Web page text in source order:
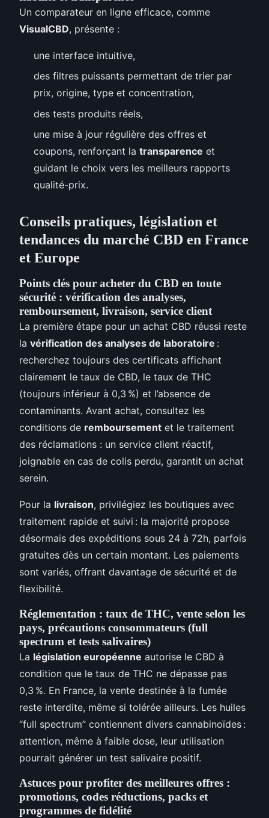
Un comparateur en ligne efficace, comme
VisualCBD, présente :
une interface intuitive,
des filtres puissants permettant de trier par
prix, origine, type et concentration,
des tests produits réels,
une mise à jour régulière des offres et
coupons, renforçant la transparence et
guidant le choix vers les meilleurs rapports
qualité-prix.
Conseils pratiques, législation et
tendances du marché CBD en France
et Europe
Points clés pour acheter du CBD en toute
sécurité : vérification des analyses,
remboursement, livraison, service client
La première étape pour un achat CBD réussi reste
la vérification des analyses de laboratoire :
recherchez toujours des certificats affichant
clairement le taux de CBD, le taux de THC
(toujours inférieur à 0,3 %) et l’absence de
contaminants. Avant achat, consultez les
conditions de remboursement et le traitement
des réclamations : un service client réactif,
joignable en cas de colis perdu, garantit un achat
serein.
Pour la livraison, privilégiez les boutiques avec
traitement rapide et suivi : la majorité propose
désormais des expéditions sous 24 à 72h, parfois
gratuites dès un certain montant. Les paiements
sont variés, offrant davantage de sécurité et de
flexibilité.
Réglementation : taux de THC, vente selon les
pays, précautions consommateurs (full
spectrum et tests salivaires)
La législation européenne autorise le CBD à
condition que le taux de THC ne dépasse pas
0,3 %. En France, la vente destinée à la fumée
reste interdite, même si tolérée ailleurs. Les huiles
“full spectrum” contiennent divers cannabinoïdes :
attention, même à faible dose, leur utilisation
pourrait générer un test salivaire positif.
Astuces pour profiter des meilleures offres :
promotions, codes réductions, packs et
programmes de fidélité